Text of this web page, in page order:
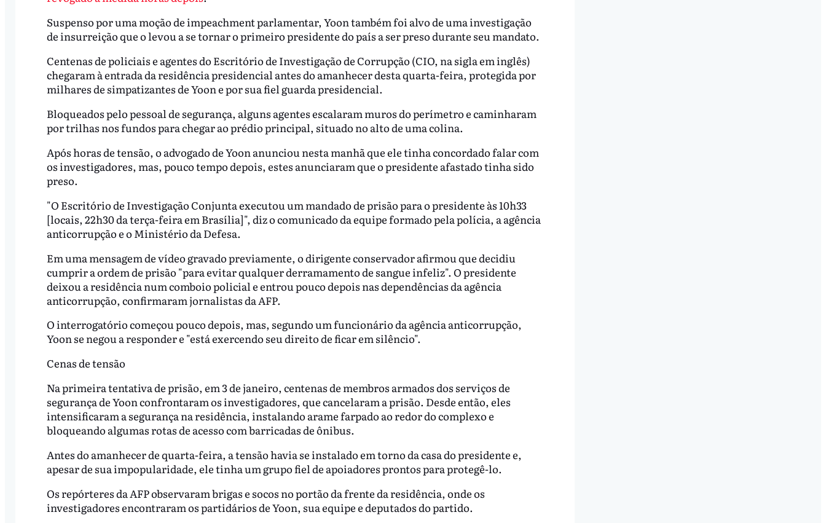
Suspenso por uma moção de impeachment parlamentar, Yoon também foi alvo de uma investigação
de insurreição que o levou a se tornar o primeiro presidente do país a ser preso durante seu mandato.
Centenas de policiais e agentes do Escritório de Investigação de Corrupção (CIO, na sigla em inglês)
chegaram à entrada da residência presidencial antes do amanhecer desta quarta-feira, protegida por
milhares de simpatizantes de Yoon e por sua fiel guarda presidencial.
Bloqueados pelo pessoal de segurança, alguns agentes escalaram muros do perímetro e caminharam
por trilhas nos fundos para chegar ao prédio principal, situado no alto de uma colina.
Após horas de tensão, o advogado de Yoon anunciou nesta manhã que ele tinha concordado falar com
os investigadores, mas, pouco tempo depois, estes anunciaram que o presidente afastado tinha sido
preso.
"O Escritório de Investigação Conjunta executou um mandado de prisão para o presidente às 10h33
[locais, 22h30 da terça-feira em Brasília]", diz o comunicado da equipe formado pela polícia, a agência
anticorrupção e o Ministério da Defesa.
Em uma mensagem de vídeo gravado previamente, o dirigente conservador afirmou que decidiu
cumprir a ordem de prisão "para evitar qualquer derramamento de sangue infeliz". O presidente
deixou a residência num comboio policial e entrou pouco depois nas dependências da agência
anticorrupção, confirmaram jornalistas da AFP.
O interrogatório começou pouco depois, mas, segundo um funcionário da agência anticorrupção,
Yoon se negou a responder e "está exercendo seu direito de ficar em silêncio".
Cenas de tensão
Na primeira tentativa de prisão, em 3 de janeiro, centenas de membros armados dos serviços de
segurança de Yoon confrontaram os investigadores, que cancelaram a prisão. Desde então, eles
intensificaram a segurança na residência, instalando arame farpado ao redor do complexo e
bloqueando algumas rotas de acesso com barricadas de ônibus.
Antes do amanhecer de quarta-feira, a tensão havia se instalado em torno da casa do presidente e,
apesar de sua impopularidade, ele tinha um grupo fiel de apoiadores prontos para protegê-lo.
Os repórteres da AFP observaram brigas e socos no portão da frente da residência, onde os
investigadores encontraram os partidários de Yoon, sua equipe e deputados do partido.